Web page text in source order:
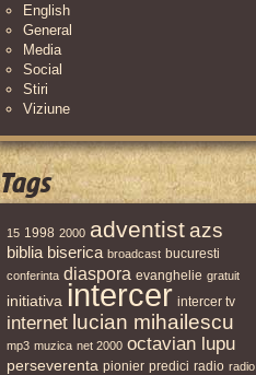
English
General
Media
Social
Stiri
Viziune
Tags
15 1998 2000 adventistazs
biblia biserica broadcast bucuresti
conferinta diaspora evanghelie gratuit
initiativa intercer intercer tv
internet lucian mihailescu
mp3 muzica net 2000 octavian lupu
perseverenta pionier predici radio radio